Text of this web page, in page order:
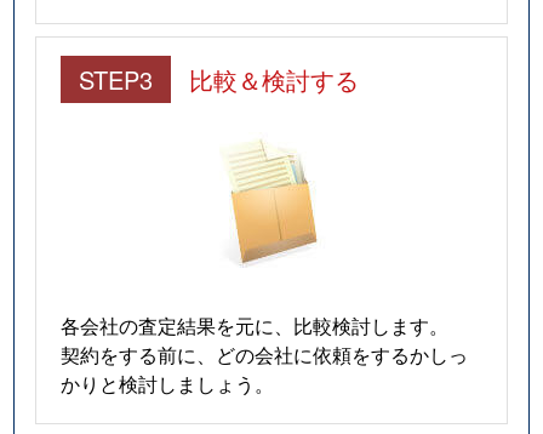
STEP3 比較＆検討する
各会社の査定結果を元に、比較検討します。
契約をする前に、どの会社に依頼をするかしっ
かりと検討しましょう。